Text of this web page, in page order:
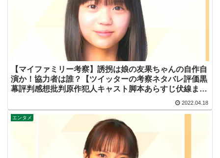
【マイファミリー考察】誘拐は娘の友果ちゃんの自作自
演か！協力者は誰？【ツイッターの考察ネタバレ評価黒
幕評判感想批判原作犯人キャスト脚本あらすじ伏線まと
2022.04.18
エンタメ